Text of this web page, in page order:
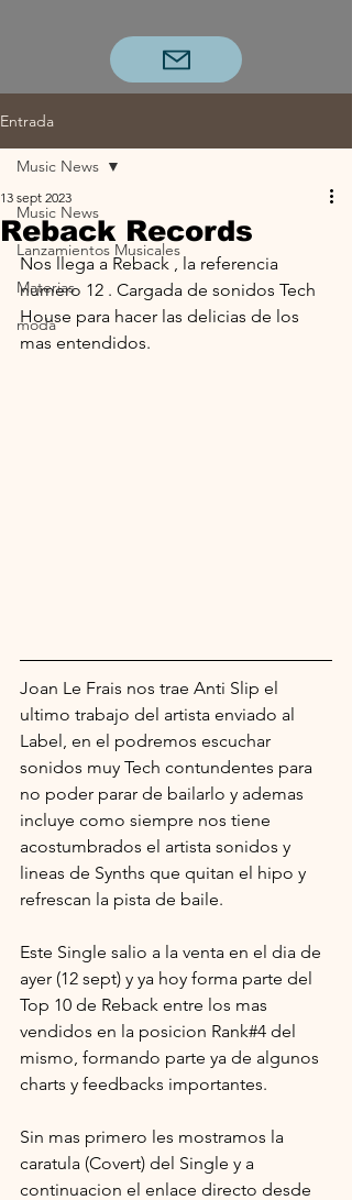
Entrada
Music News
Lanzamientos Musicales
Materias
moda
Music News
Reback Records
13 sept 2023
Nos llega a Reback , la referencia
numero 12 . Cargada de sonidos Tech
House para hacer las delicias de los
mas entendidos.
Joan Le Frais nos trae Anti Slip el
ultimo trabajo del artista enviado al
Label, en el podremos escuchar
sonidos muy Tech contundentes para
no poder parar de bailarlo y ademas
incluye como siempre nos tiene
acostumbrados el artista sonidos y
lineas de Synths que quitan el hipo y
refrescan la pista de baile.
Este Single salio a la venta en el dia de
ayer (12 sept) y ya hoy forma parte del
Top 10 de Reback entre los mas
vendidos en la posicion Rank#4 del
mismo, formando parte ya de algunos
charts y feedbacks importantes.
Sin mas primero les mostramos la
caratula (Covert) del Single y a
continuacion el enlace directo desde